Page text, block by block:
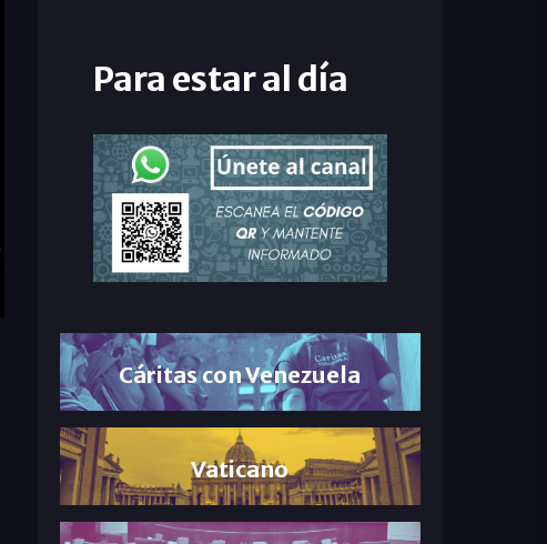
Para estar al día
Cáritas con Venezuela
Vaticano